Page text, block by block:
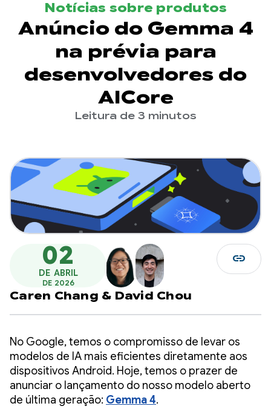
Notícias sobre produtos
Anúncio do Gemma 4
na prévia para
desenvolvedores do
AICore
Leitura de 3 minutos
02
DE ABRIL
DE 2026
Caren Chang & David Chou
link
No Google, temos o compromisso de levar os
modelos de IA mais eficientes diretamente aos
dispositivos Android. Hoje, temos o prazer de
anunciar o lançamento do nosso modelo aberto
de última geração: Gemma 4.